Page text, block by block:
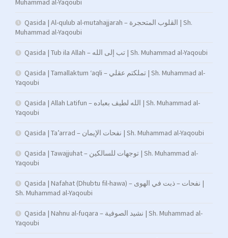
Muhammad al-Yaqoubi
Qasida | Al-qulub al-mutahajjarah – القلوب المتحجرة | Sh.
Muhammad al-Yaqoubi
Qasida | Tub ila Allah – تب إلى الله | Sh. Muhammad al-Yaqoubi
Qasida | Tamallaktum ‘aqli – تملكتم عقلي | Sh. Muhammad al-
Yaqoubi
Qasida | Allah Latifun – الله لطيف بعباده | Sh. Muhammad al-
Yaqoubi
Qasida | Ta’arrad – نفحات الإيمان | Sh. Muhammad al-Yaqoubi
Qasida | Tawajjuhat – توجهات للسالكين | Sh. Muhammad al-
Yaqoubi
Qasida | Nafahat (Dhubtu fil-hawa) – نفحات – ذبت في الهوى |
Sh. Muhammad al-Yaqoubi
Qasida | Nahnu al-fuqara – نشيد الصوفية | Sh. Muhammad al-
Yaqoubi